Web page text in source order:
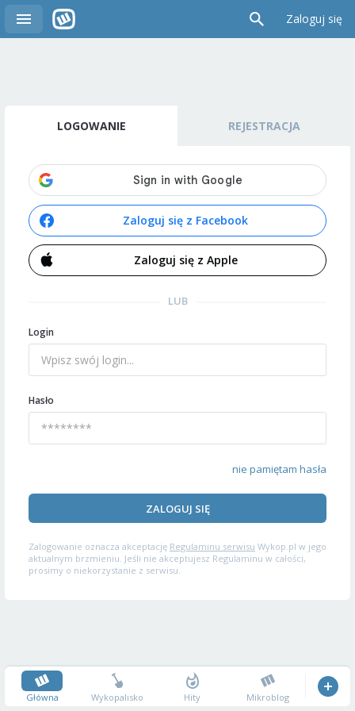
Zaloguj się
LOGOWANIE REJESTRACJA
Zaloguj się z Facebook
Zaloguj się z Apple
LUB
Login
Hasło
nie pamiętam hasła
ZALOGUJ SIĘ
Zalogowanie oznacza akceptację Regulaminu serwisu Wykop.pl w jego
aktualnym brzmieniu. Jeśli nie akceptujesz Regulaminu w całości,
prosimy o niekorzystanie z serwisu.
Główna Wykopalisko Hity Mikroblog